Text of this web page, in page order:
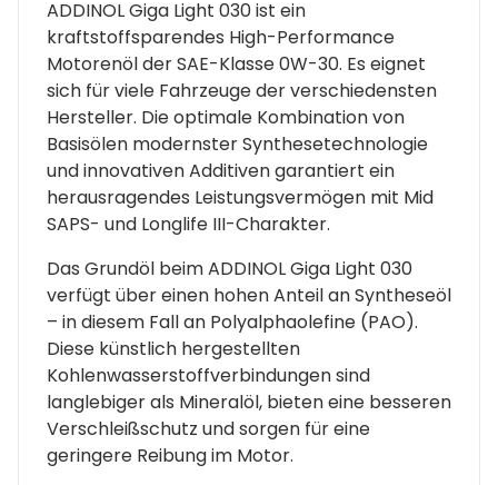
ADDINOL Giga Light 030 ist ein
kraftstoffsparendes High-Performance
Motorenöl der SAE-Klasse 0W-30. Es eignet
sich für viele Fahrzeuge der verschiedensten
Hersteller. Die optimale Kombination von
Basisölen modernster Synthesetechnologie
und innovativen Additiven garantiert ein
herausragendes Leistungsvermögen mit Mid
SAPS- und Longlife III-Charakter.
Das Grundöl beim ADDINOL Giga Light 030
verfügt über einen hohen Anteil an Syntheseöl
– in diesem Fall an Polyalphaolefine (PAO).
Diese künstlich hergestellten
Kohlenwasserstoffverbindungen sind
langlebiger als Mineralöl, bieten eine besseren
Verschleißschutz und sorgen für eine
geringere Reibung im Motor.